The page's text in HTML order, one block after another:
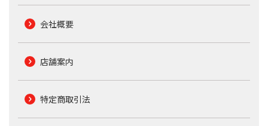
会社概要
店舗案内
特定商取引法